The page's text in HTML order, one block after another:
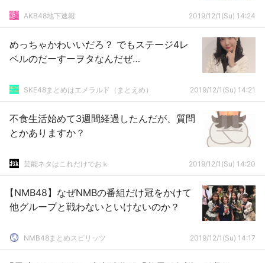
AKB48地下速報 2019/12/1(Su) 14:24
めっちゃかわいいだろ？ でもステージ4レ
ベルのだーすーヲタなんだぜ…
SKE48まとめはエメラルド（まとえめ） 2019/12/1(Su) 14:21
不食生活始めて3週間経過したんだが、質問
とかありますか？
芸能ネタはこれだけでおｋ 2019/12/1(Su) 14:20
【NMB48】なぜNMBの番組だけ冠をかけて
他グループと戦わないといけないのか？
NMB48まとめスピリッツ 2019/12/1(Su) 14:17